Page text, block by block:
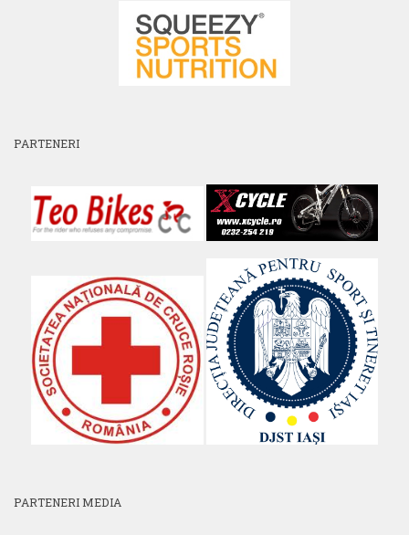
PARTENERI
PARTENERI MEDIA